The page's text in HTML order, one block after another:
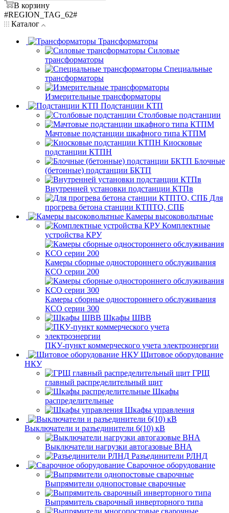
В корзину
#REGION_TAG_62#
Каталог
Трансформаторы
Силовые
трансформаторы
Специальные
трансформаторы
Измерительные трансформаторы
Подстанции КТП
Столбовые подстанции
Мачтовые подстанции шкафного типа КТПМ
Киосковые
подстанции КТПН
Блочные
(бетонные) подстанции БКТП
Внутренней установки подстанции КТПв
Для
прогрева бетона станции КТПТО, СПБ
Камеры высоковольтные
Комплектные
устройства КРУ
Камеры сборные одностороннего обслуживания
КСО серии 200
Камеры сборные одностороннего обслуживания
КСО серии 300
Шкафы ШВВ
ПКУ-пункт коммерческого учета электроэнергии
Щитовое оборудование
НКУ
ГРЩ
главный распределительный щит
Шкафы
распределительные
Шкафы управления
Выключатели и разъединители 6(10) кВ
Выключатели нагрузки автогазовые ВНА
Разъединители РЛНД
Сварочное оборудование
Выпрямители однопостовые сварочные
Выпрямитель сварочный инверторного типа